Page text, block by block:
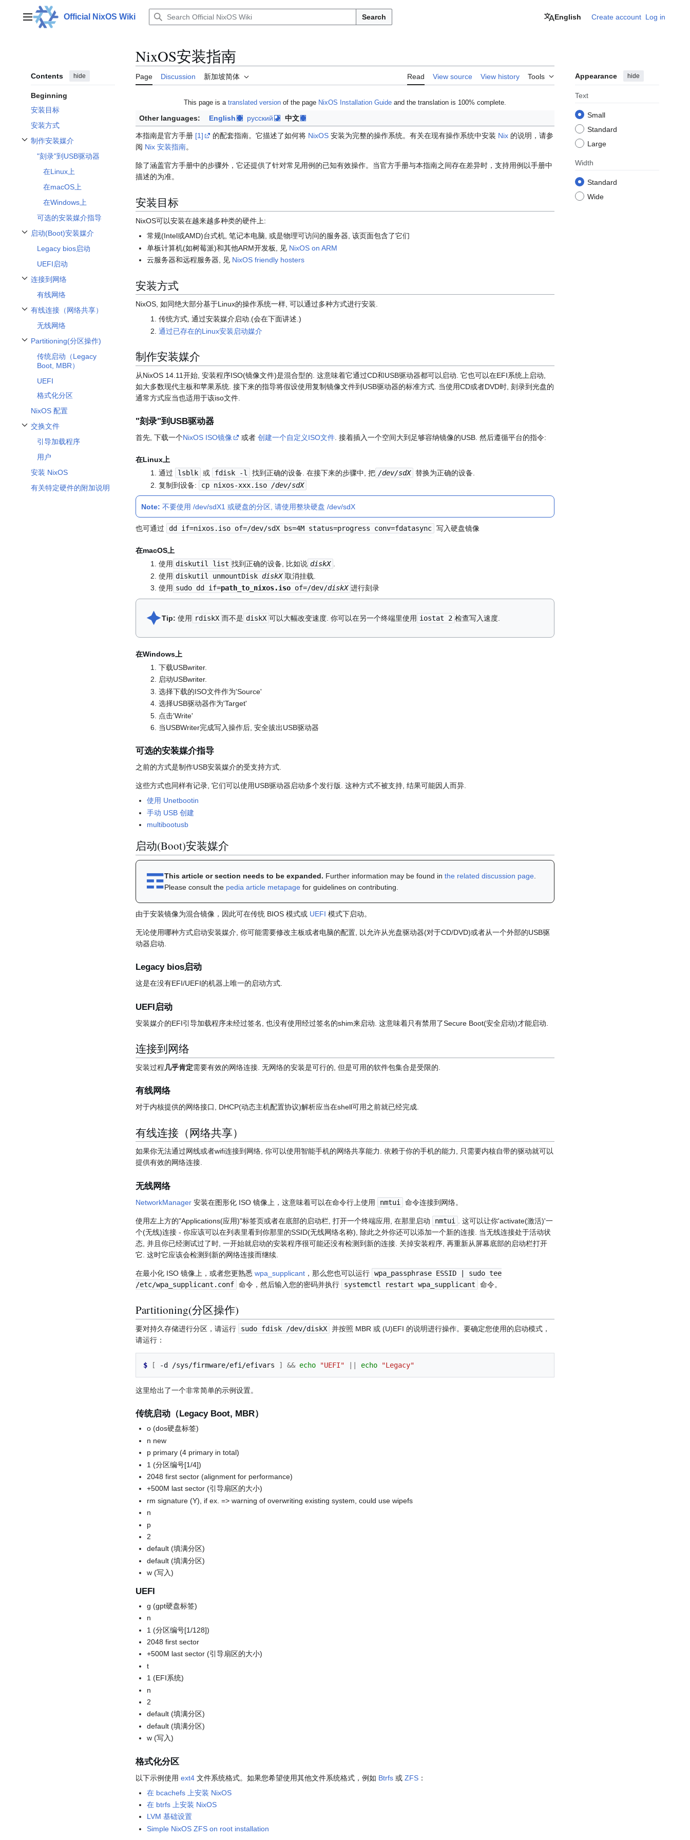
contentMain menuOfficial NixOS Wiki Search English Create account Log in
Contents hide
Beginning
安装目标
安装方式
制作安装媒介
Toggle 制作安装媒介 subsection
"刻录"到USB驱动器
在Linux上
在macOS上
在Windows上
可选的安装媒介指导
启动(Boot)安装媒介
Toggle 启动(Boot)安装媒介 subsection
Legacy bios启动
UEFI启动
连接到网络
Toggle 连接到网络 subsection
有线网络
有线连接（网络共享）
Toggle 有线连接（网络共享） subsection
无线网络
Partitioning(分区操作)
Toggle Partitioning(分区操作) subsection
传统启动（Legacy
Boot, MBR）
UEFI
格式化分区
NixOS 配置
交换文件
Toggle 交换文件 subsection
引导加载程序
用户
安装 NixOS
有关特定硬件的附加说明
NixOS安装指南
Page Discussion 新加坡简体 Read View source View history Tools Appearance hide
Text
Small
Standard
Large
Width
Standard
Wide
This page is a translated version of the page NixOS Installation Guide and the translation is 100% complete.
Other languages: English русский 中文
本指南是官方手册 [1] 的配套指南。它描述了如何将 NixOS 安装为完整的操作系统。有关在现有操作系统中安装 Nix 的说明，请参
阅 Nix 安装指南。
除了涵盖官方手册中的步骤外，它还提供了针对常见用例的已知有效操作。当官方手册与本指南之间存在差异时，支持用例以手册中
描述的为准。
安装目标
NixOS可以安装在越来越多种类的硬件上:
常规(Intel或AMD)台式机, 笔记本电脑, 或是物理可访问的服务器, 该页面包含了它们
单板计算机(如树莓派)和其他ARM开发板, 见 NixOS on ARM
云服务器和远程服务器, 见 NixOS friendly hosters
安装方式
NixOS, 如同绝大部分基于Linux的操作系统一样, 可以通过多种方式进行安装.
传统方式, 通过安装媒介启动.(会在下面讲述.)
通过已存在的Linux安装启动媒介
制作安装媒介
从NixOS 14.11开始, 安装程序ISO(镜像文件)是混合型的. 这意味着它通过CD和USB驱动器都可以启动. 它也可以在EFI系统上启动,
如大多数现代主板和苹果系统. 接下来的指导将假设使用复制镜像文件到USB驱动器的标准方式. 当使用CD或者DVD时, 刻录到光盘的
通常方式应当也适用于该iso文件.
"刻录"到USB驱动器
首先, 下载一个NixOS ISO镜像 或者 创建一个自定义ISO文件 . 接着插入一个空间大到足够容纳镜像的USB. 然后遵循平台的指令:
在Linux上
通过
lsblk 或 fdisk -l 找到正确的设备. 在接下来的步骤中, 把 /dev/sdX 替换为正确的设备.
复制到设备:
cp nixos-xxx.iso /dev/sdX
Note: 不要使用 /dev/sdX1 或硬盘的分区, 请使用整块硬盘 /dev/sdX
也可通过 dd if=nixos.iso of=/dev/sdX bs=4M status=progress conv=fdatasync 写入硬盘镜像
在macOS上
使用 diskutil list 找到正确的设备, 比如说 diskX
使用 diskutil unmountDisk diskX 取消挂载.
使用 sudo dd if=path_to_nixos.isoof=/dev/diskX 进行刻录
🟆︎Tip: 使用 rdiskX 而不是 diskX 可以大幅改变速度. 你可以在另一个终端里使用 iostat 2 检查写入速度.
在Windows上
下载USBwriter.
启动USBwriter.
选择下载的ISO文件作为'Source'
选择USB驱动器作为'Target'
点击'Write'
当USBWriter完成写入操作后, 安全拔出USB驱动器
可选的安装媒介指导
之前的方式是制作USB安装媒介的受支持方式.
这些方式也同样有记录, 它们可以使用USB驱动器启动多个发行版. 这种方式不被支持, 结果可能因人而异.
使用 Unetbootin
手动 USB 创建
multibootusb
启动(Boot)安装媒介
☶︎This article or section needs to be expanded. Further information may be found inthe related discussion page.
Please consult the pedia article metapage for guidelines on contributing.
由于安装镜像为混合镜像，因此可在传统 BIOS 模式或 UEFI 模式下启动。
无论使用哪种方式启动安装媒介, 你可能需要修改主板或者电脑的配置, 以允许从光盘驱动器(对于CD/DVD)或者从一个外部的USB驱
动器启动.
Legacy bios启动
这是在没有EFI/UEFI的机器上唯一的启动方式.
UEFI启动
安装媒介的EFI引导加载程序未经过签名, 也没有使用经过签名的shim来启动. 这意味着只有禁用了Secure Boot(安全启动)才能启动.
连接到网络
安装过程 几乎肯定需要有效的网络连接. 无网络的安装是可行的, 但是可用的软件包集合是受限的.
有线网络
对于内核提供的网络接口, DHCP(动态主机配置协议)解析应当在shell可用之前就已经完成.
有线连接（网络共享）
如果你无法通过网线或者wifi连接到网络, 你可以使用智能手机的网络共享能力. 依赖于你的手机的能力, 只需要内核自带的驱动就可以
提供有效的网络连接.
无线网络
NetworkManager 安装在图形化 ISO 镜像上，这意味着可以在命令行上使用 nmtui 命令连接到网络。
使用左上方的"Applications(应用)"标签页或者在底部的启动栏, 打开一个终端应用, 在那里启动 nmtui
. 这可以让你'activate(激活)'一
个(无线)连接 - 你应该可以在列表里看到你那里的SSID(无线网络名称), 除此之外你还可以添加一个新的连接. 当无线连接处于活动状
态, 并且你已经测试过了时, 一开始就启动的安装程序很可能还没有检测到新的连接. 关掉安装程序, 再重新从屏幕底部的启动栏打开
它. 这时它应该会检测到新的网络连接而继续.
在最小化 ISO 镜像上，或者您更熟悉 wpa_supplicant ，那么您也可以运行 wpa_passphrase ESSID | sudo tee
/etc/wpa_supplicant.conf 命令，然后输入您的密码并执行 systemctl restart wpa_supplicant 命令。
Partitioning(分区操作)
要对持久存储进行分区，请运行 sudo fdisk /dev/diskX 并按照 MBR 或 (U)EFI 的说明进行操作。要确定您使用的启动模式，
请运行：
$ [ -d /sys/firmware/efi/efivars ] && echo "UEFI" echo "Legacy"
这里给出了一个非常简单的示例设置。
传统启动（Legacy Boot, MBR）
o (dos硬盘标签)
n new
p primary (4 primary in total)
1 (分区编号[1/4])
2048 first sector (alignment for performance)
+500M last sector (引导扇区的大小)
rm signature (Y), if ex. => warning of overwriting existing system, could use wipefs
n
p
2
default (填满分区)
default (填满分区)
w (写入)
UEFI
g (gpt硬盘标签)
n
1 (分区编号[1/128])
2048 first sector
+500M last sector (引导扇区的大小)
t
1 (EFI系统)
n
2
default (填满分区)
default (填满分区)
w (写入)
格式化分区
以下示例使用 ext4 文件系统格式。如果您希望使用其他文件系统格式，例如 Btrfs 或 ZFS ：
在 bcachefs 上安装 NixOS
在 btrfs 上安装 NixOS
LVM 基础设置
Simple NixOS ZFS on root installation